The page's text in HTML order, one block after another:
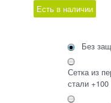
Есть в наличии
Без
Сетка из
стали +100